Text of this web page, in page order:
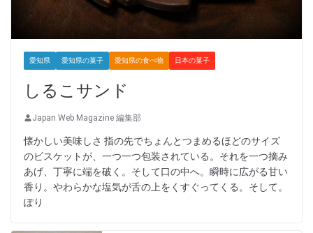
愛知県 愛知県の菓子 愛知県の食べ物 日本の菓子
しるこサンド
Japan Web Magazine 編集部
懐かしい美味しさ 指の先でちょんとつまめるほどのサイズ
のビスケットが、一つ一つ包装されている。それを一つ摘み
あげ、丁寧に端を破く。そして口の中へ。瞬時に広がる甘い
香り。やわらかな塩気が舌の上をくすぐってくる。そして。
ぽり